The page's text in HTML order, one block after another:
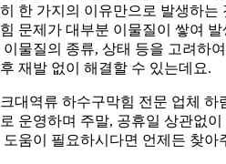
한 가지의 이유만으로 발생하는
문제가 대부분 이물질이 쌓여
이물질의 종류, 상태 등을 고려하
재발 없이 해결할 수 있는데요.
대역류 하수구막힘 전문 업체 하
운영하며 주말, 공휴일 상관없
도움이 필요하시다면 언제든 찾아